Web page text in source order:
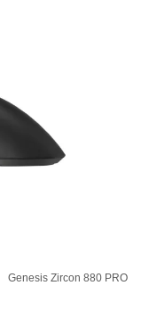
Genesis Zircon 880 PRO